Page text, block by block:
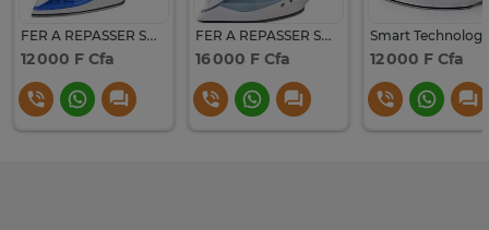
FER A REPASSER SMART TECHNOLOGY STPFR-5102
12 000 F Cfa
FER A REPASSER SMART TECHNOLOGY STPFR-5101
16 000 F Cfa 12 000 F Cfa